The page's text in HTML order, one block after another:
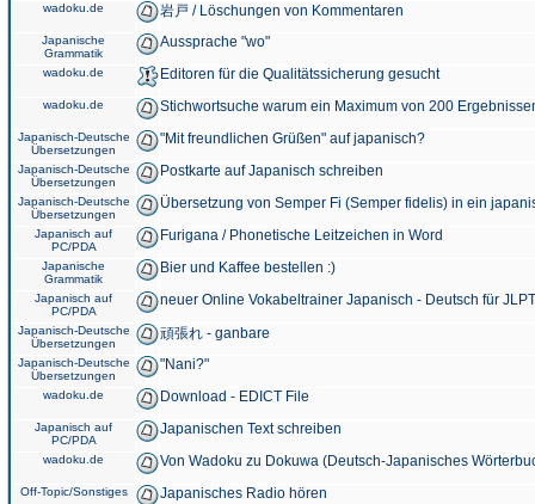
wadoku.de 岩戸 / Löschungen von Kommentaren
Japanische
Grammatik
Aussprache "wo"
wadoku.de Editoren für die Qualitätssicherung gesucht
wadoku.de Stichwortsuche warum ein Maximum von 200
Japanisch-Deutsche
Übersetzungen
"Mit freundlichen Grüßen" auf japanisch?
Japanisch-Deutsche
Übersetzungen
Postkarte auf Japanisch schreiben
Japanisch-Deutsche
Übersetzungen
Übersetzung von Semper Fi (Semper fidelis) in ein
Japanisch auf
PC/PDA
Furigana / Phonetische Leitzeichen in Word
Japanische
Grammatik
Bier und Kaffee bestellen :)
Japanisch auf
PC/PDA
neuer Online Vokabeltrainer Japanisch - Deutsch für
Japanisch-Deutsche
Übersetzungen
頑張れ - ganbare
Japanisch-Deutsche
Übersetzungen
"Nani?"
wadoku.de Download - EDICT File
Japanisch auf
PC/PDA
Japanischen Text schreiben
wadoku.de Von Wadoku zu Dokuwa (Deutsch-Japanisches
Off-Topic/Sonstiges Japanisches Radio hören